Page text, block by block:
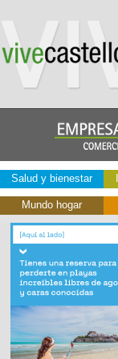
Salud y bienestar
Mundo hogar